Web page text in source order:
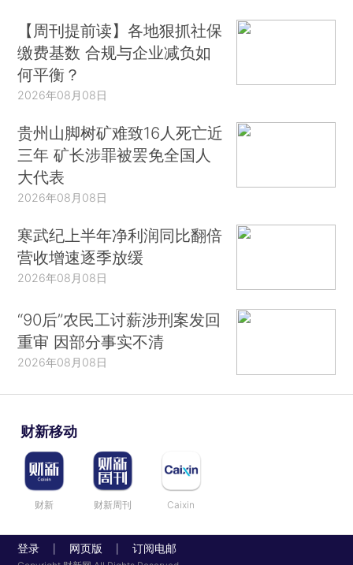
【周刊提前读】各地狠抓社保
缴费基数 合规与企业减负如
何平衡？
2026年08月08日
贵州山脚树矿难致16人死亡近
三年 矿长涉罪被罢免全国人
大代表
2026年08月08日
寒武纪上半年净利润同比翻倍
营收增速逐季放缓
2026年08月08日
“90后”农民工讨薪涉刑案发回
重审 因部分事实不清
2026年08月08日
财新移动
财新 财新周刊 Caixin
登录 网页版 订阅电邮